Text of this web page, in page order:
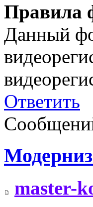
Правила
Данный
Ответить
master-